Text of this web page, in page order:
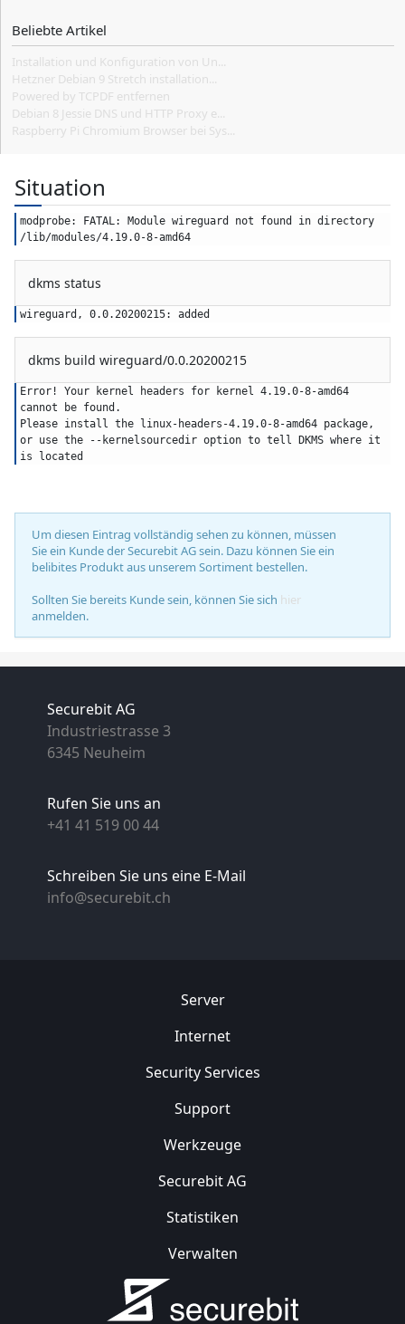
Beliebte Artikel
Installation und Konfiguration von Un...
Hetzner Debian 9 Stretch installation...
Powered by TCPDF entfernen
Debian 8 Jessie DNS und HTTP Proxy e...
Raspberry Pi Chromium Browser bei Sys...
Situation
modprobe: FATAL: Module wireguard not found in directory
/lib/modules/4.19.0-8-amd64
dkms status
wireguard, 0.0.20200215: added
dkms build wireguard/0.0.20200215
Error! Your kernel headers for kernel 4.19.0-8-amd64
cannot be found.
Please install the linux-headers-4.19.0-8-amd64 package,
or use the --kernelsourcedir option to tell DKMS where it
is located
Um diesen Eintrag vollständig sehen zu können, müssen
Sie ein Kunde der Securebit AG sein. Dazu können Sie ein
belibites Produkt aus unserem Sortiment bestellen.
Sollten Sie bereits Kunde sein, können Sie sich hier
anmelden.
Securebit AG
Industriestrasse 3
6345 Neuheim
Rufen Sie uns an
+41 41 519 00 44
Schreiben Sie uns eine E-Mail
info@securebit.ch
Server
Internet
Security Services
Support
Werkzeuge
Securebit AG
Statistiken
Verwalten